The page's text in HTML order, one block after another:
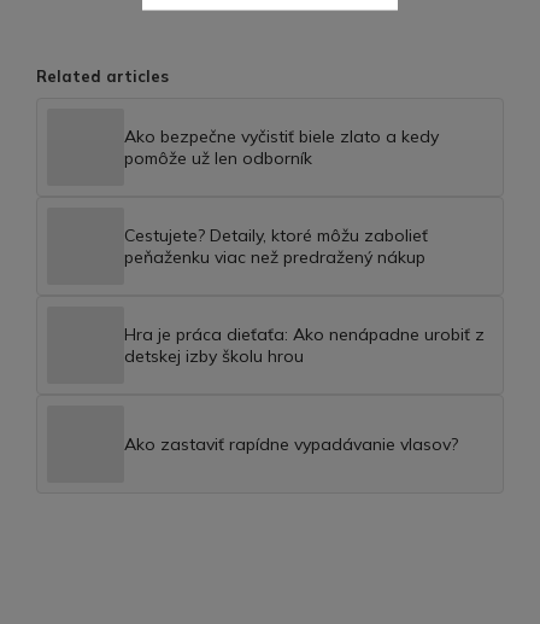
Related articles
Ako bezpečne vyčistiť biele zlato a kedy
pomôže už len odborník
Cestujete? Detaily, ktoré môžu zabolieť
peňaženku viac než predražený nákup
Hra je práca dieťaťa: Ako nenápadne urobiť z
detskej izby školu hrou
Ako zastaviť rapídne vypadávanie vlasov?